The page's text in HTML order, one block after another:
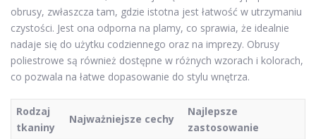
obrusy, zwłaszcza tam, gdzie istotna jest łatwość w utrzymaniu
czystości. Jest ona odporna na plamy, co sprawia, że idealnie
nadaje się do użytku codziennego oraz na imprezy. Obrusy
poliestrowe są również dostępne w różnych wzorach i kolorach,
co pozwala na łatwe dopasowanie do stylu wnętrza.
Rodzaj
tkaniny
Najważniejsze cechy
Najlepsze
zastosowanie